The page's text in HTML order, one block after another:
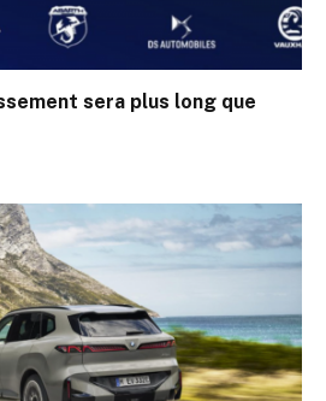
sera plus long que